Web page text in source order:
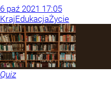
6 paź 2021 17:05
KrajEdukacjaŻycie
Quiz